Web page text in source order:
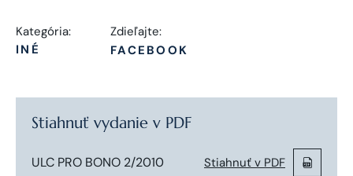
Kategória:
INÉ
Zdieľajte:
FACEBOOK
Stiahnuť vydanie v PDF
ULC PRO BONO 2/2010 Stiahnuť v PDF